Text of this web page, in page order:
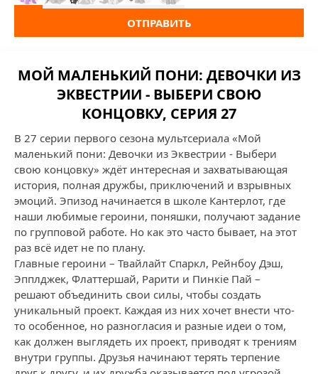
ОТПРАВИТЬ
МОЙ МАЛЕНЬКИЙ ПОНИ: ДЕВОЧКИ ИЗ
ЭКВЕСТРИИ - ВЫБЕРИ СВОЮ
КОНЦОВКУ, СЕРИЯ 27
В 27 серии первого сезона мультсериала «Мой
маленький пони: Девочки из Эквестрии - Выбери
свою концовку» ждёт интересная и захватывающая
история, полная дружбы, приключений и взрывных
эмоций. Эпизод начинается в школе Кантерлот, где
наши любимые героини, поняшки, получают задание
по групповой работе. Но как это часто бывает, на этот
раз всё идет не по плану.
Главные героини – Твайлайт Спаркл, Рейнбоу Дэш,
Эпплджек, Флаттершай, Рарити и Пинкie Пай –
решают объединить свои силы, чтобы создать
уникальный проект. Каждая из них хочет внести что-
то особенное, но разногласия и разные идеи о том,
как должен выглядеть их проект, приводят к трениям
внутри группы. Друзья начинают терять терпение